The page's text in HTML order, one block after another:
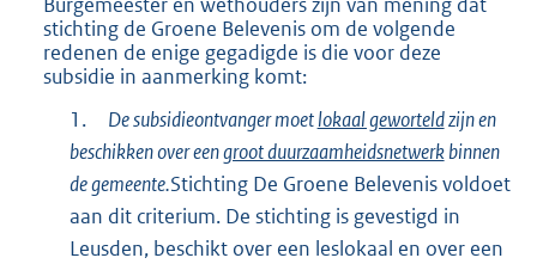
stichting de Groene Belevenis om de volgende
redenen de enige gegadigde is die voor deze
subsidie in aanmerking komt:
1.
De subsidieontvanger moetlokaal geworteldzijn en
beschikken over eengroot duurzaamheidsnetwerkbinnen
de gemeente.Stichting De Groene Belevenis voldoet
aan dit criterium. De stichting is gevestigd in
Leusden, beschikt over een leslokaal en over een